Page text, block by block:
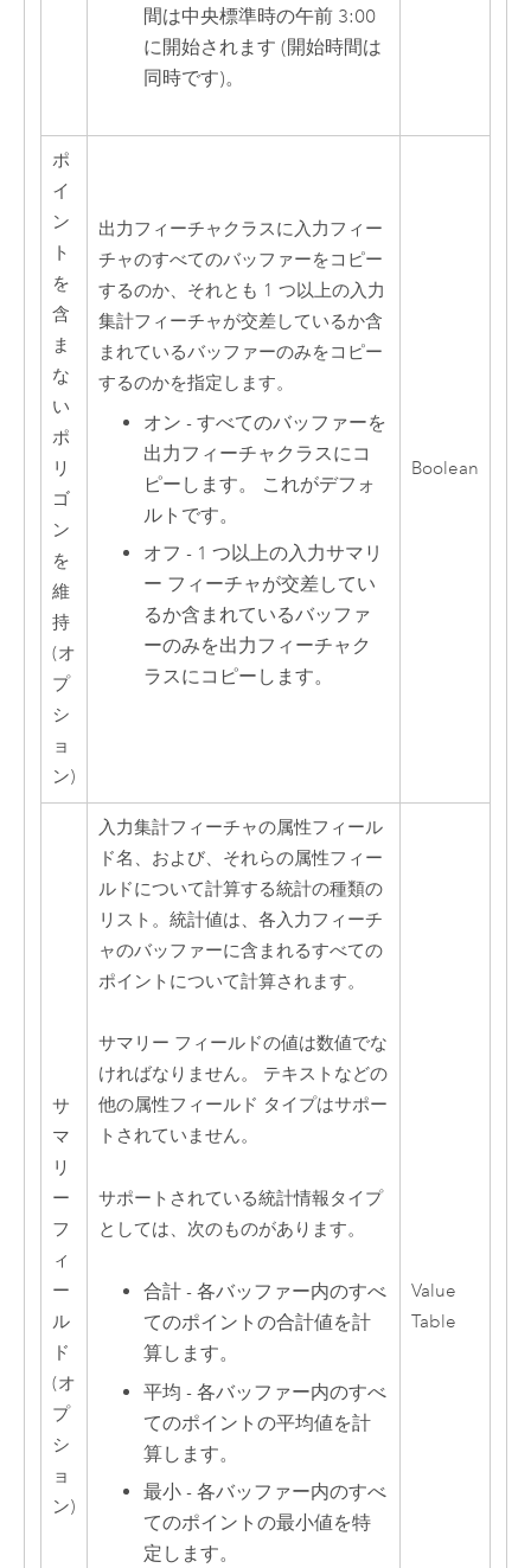
間は中央標準時の午前 3:00
に開始されます (開始時間は
同時です)。
ポ
イ
ン
ト
を
含
ま
な
い
ポ
リ
ゴ
ン
を
維
持
(オ
プ
シ
ョ
ン)
出力フィーチャクラスに入力フィー
チャのすべてのバッファーをコピー
するのか、それとも 1 つ以上の入力
集計フィーチャが交差しているか含
まれているバッファーのみをコピー
するのかを指定します。
オン - すべてのバッファーを
出力フィーチャクラスにコ
ピーします。 これがデフォ
ルトです。
オフ - 1 つ以上の入力サマリ
ー フィーチャが交差してい
るか含まれているバッファ
ーのみを出力フィーチャク
ラスにコピーします。
Boolean
サ
マ
リ
ー
フ
ィ
ー
ル
ド
(オ
プ
シ
ョ
ン)
入力集計フィーチャの属性フィール
ド名、および、それらの属性フィー
ルドについて計算する統計の種類の
リスト。統計値は、各入力フィーチ
ャのバッファーに含まれるすべての
ポイントについて計算されます。
サマリー フィールドの値は数値でな
ければなりません。 テキストなどの
他の属性フィールド タイプはサポー
トされていません。
サポートされている統計情報タイプ
としては、次のものがあります。
合計 - 各バッファー内のすべ
てのポイントの合計値を計
算します。
平均 - 各バッファー内のすべ
てのポイントの平均値を計
算します。
最小 - 各バッファー内のすべ
てのポイントの最小値を特
定します。
Value
Table